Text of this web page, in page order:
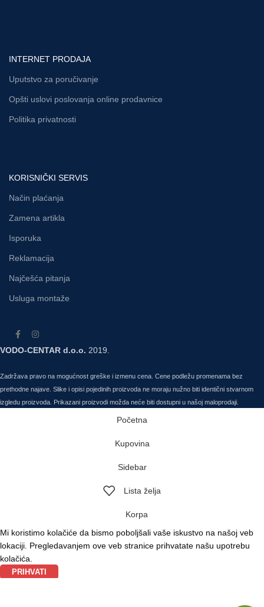
INTERNET PRODAJA
Uputstvo za poručivanje
Opšti uslovi poslovanja online prodavnice
Politika privatnosti
KORISNIČKI SERVIS
Način plaćanja
Zamena artikla
Isporuka
Reklamacija
Najčešća pitanja
Usluga montaže
VODO-CENTAR d.o.o. 2019.
Zadržava pravo na mogućnost greške i izmenu cena. Cene podležu promenama bez
prethodne najave. Slike i opisi pojedinih proizvoda ne moraju nužno biti identični stvarnom
izgledu proizvoda. Prikazani proizvodi možda neće biti dostupni u našoj maloprodaji.
Početna
Kupovina
Sidebar
Lista želja
Korpa
Mi koristimo kolačiće da bismo poboljšali vaše iskustvo na našoj veb
lokaciji. Pregledavanjem ove veb stranice prihvatate našu upotrebu
kolačića.
PRIHVATI